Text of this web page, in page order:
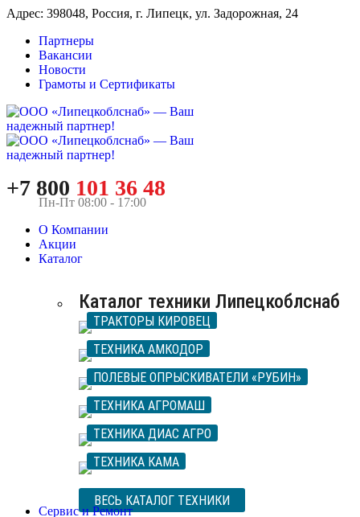
Адрес: 398048, Россия, г. Липецк, ул. Задорожная, 24
Партнеры
Вакансии
Новости
Грамоты и Сертификаты
+7 800 101 36 48
Пн-Пт 08:00 - 17:00
О Компании
Акции
Каталог
Каталог техники Липецкоблснаб
ТРАКТОРЫ КИРОВЕЦ
ТЕХНИКА АМКОДОР
ПОЛЕВЫЕ ОПРЫСКИВАТЕЛИ «РУБИН»
ТЕХНИКА АГРОМАШ
ТЕХНИКА ДИАС АГРО
ТЕХНИКА КАМА
ВЕСЬ КАТАЛОГ ТЕХНИКИ
Сервис и Ремонт